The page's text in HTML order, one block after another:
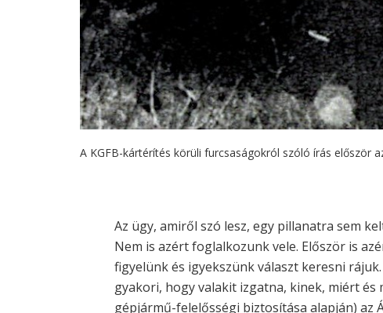
A KGFB-kártérítés körüli furcsaságokról szóló írás először
Az ügy, amiről szó lesz, egy pillanatra sem
Nem is azért foglalkozunk vele. Először is
figyelünk és igyekszünk választ keresni
gyakori, hogy valakit izgatna, kinek, miért
gépjármű-felelősségi biztosítása alapján) az